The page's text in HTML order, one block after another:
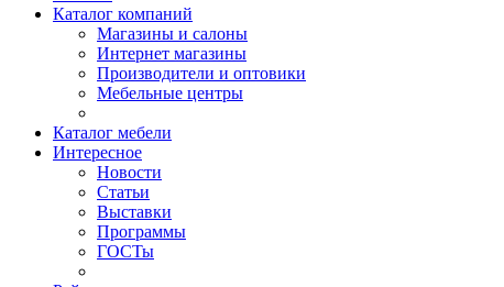
Каталог компаний
Магазины и салоны
Интернет магазины
Производители и оптовики
Мебельные центры
Каталог мебели
Интересное
Новости
Статьи
Выставки
Программы
ГОСТы